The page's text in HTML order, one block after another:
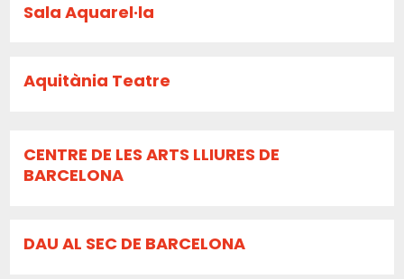
Sala Aquarel·la
Aquitània Teatre
CENTRE DE LES ARTS LLIURES DE
BARCELONA
DAU AL SEC DE BARCELONA